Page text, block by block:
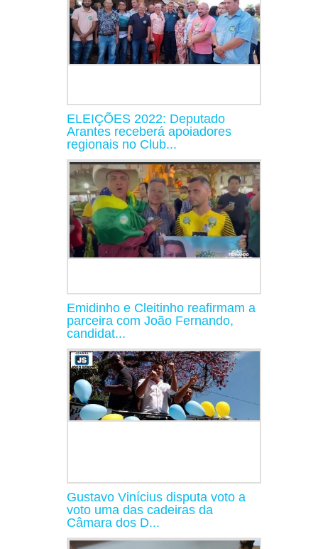
ELEIÇÕES 2022: Deputado
Arantes receberá apoiadores
regionais no Club...
Emidinho e Cleitinho reafirmam a
parceira com João Fernando,
candidat...
Gustavo Vinícius disputa voto a
voto uma das cadeiras da
Câmara dos D...